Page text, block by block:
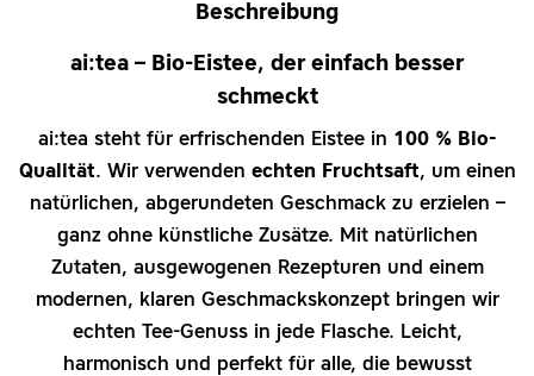
Beschreibung
ai:tea – Bio-Eistee, der einfach besser
schmeckt
ai:tea steht für erfrischenden Eistee in 100 % Bio-
Qualität. Wir verwenden echten Fruchtsaft, um einen
natürlichen, abgerundeten Geschmack zu erzielen –
ganz ohne künstliche Zusätze. Mit natürlichen
Zutaten, ausgewogenen Rezepturen und einem
modernen, klaren Geschmackskonzept bringen wir
echten Tee-Genuss in jede Flasche. Leicht,
harmonisch und perfekt für alle, die bewusst